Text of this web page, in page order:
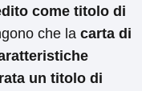
come titolo di
che la carta di
un titolo di